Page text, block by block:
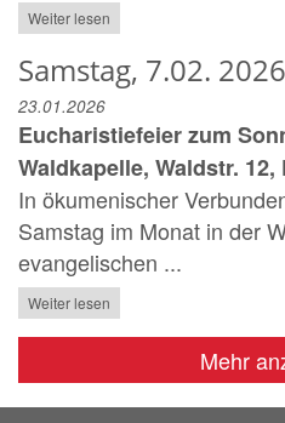
Weiter lesen
Samstag, 7.02.
23.01.2026
Eucharistiefeier zum
Waldkapelle, Waldstr.
In ökumenischer
Samstag im Monat in der
evangelischen ...
Weiter lesen
Mehr